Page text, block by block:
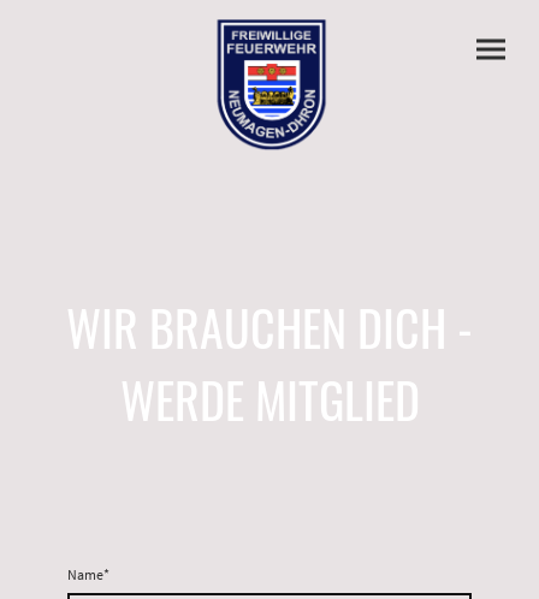
WIR BRAUCHEN DICH -
WERDE MITGLIED
Name*